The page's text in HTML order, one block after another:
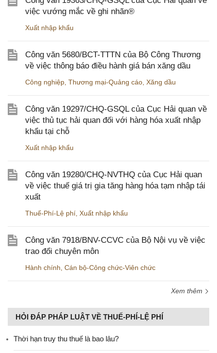
việc vướng mắc về ghi nhãn®
Xuất nhập khẩu
Công văn 5680/BCT-TTTN của Bộ Công Thương
về việc thông báo điều hành giá bán xăng dầu
Công nghiệp Thương mại-Quảng cáo Xăng dầu
Công văn 19297/CHQ-GSQL của Cục Hải quan về
việc thủ tục hải quan đối với hàng hóa xuất nhập
khẩu tại chỗ
Xuất nhập khẩu
Công văn 19280/CHQ-NVTHQ của Cục Hải quan
về việc thuế giá trị gia tăng hàng hóa tạm nhập tái
xuất
Thuế-Phí-Lệ phí Xuất nhập khẩu
Công văn 7918/BNV-CCVC của Bộ Nội vụ về việc
trao đổi chuyên môn
Hành chính Cán bộ-Công chức-Viên chức
Xem thêm
HỎI ĐÁP PHÁP LUẬT VỀ THUẾ-PHÍ-LỆ PHÍ
Thời hạn truy thu thuế là bao lâu?